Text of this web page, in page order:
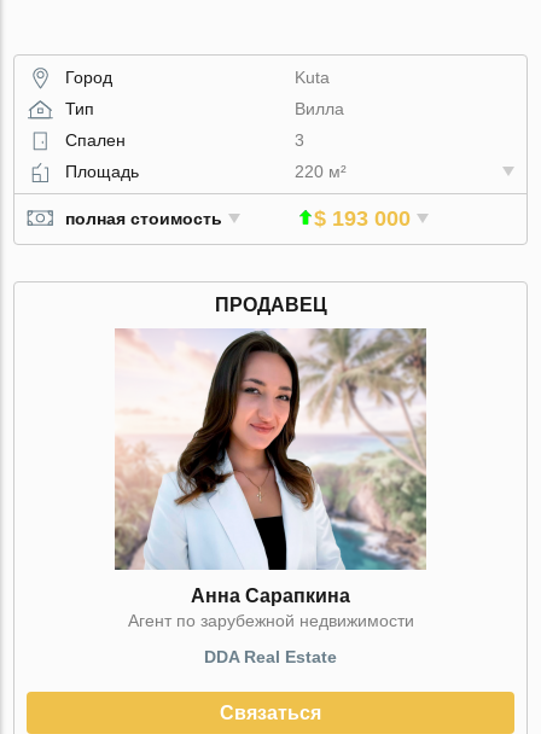
Город
Kuta
Тип
Вилла
Спален
3
Площадь
220 м²
полная стоимость $ 193 000
ПРОДАВЕЦ
Анна Сарапкина
Агент по зарубежной недвижимости
DDA Real Estate
Связаться